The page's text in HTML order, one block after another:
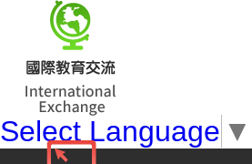
Select Language ▼